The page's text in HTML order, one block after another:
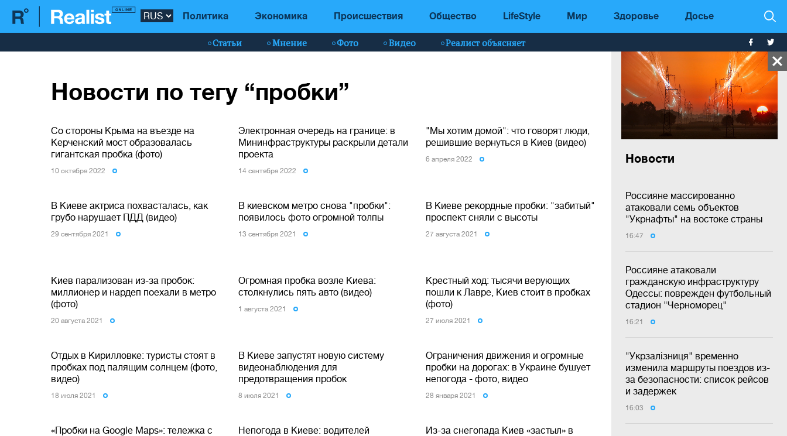
Политика Экономика Происшествия Общество LifeStyle Мир Здоровье Досье
Статьи Мнение Фото Видео Реалист объясняет
Новости
Россияне массированно
атаковали семь объектов
"Укрнафты" на востоке страны
16:47
Россияне атаковали
гражданскую инфраструктуру
Одессы: поврежден футбольный
стадион "Черноморец"
16:21
"Укрзалізниця" временно
изменила маршруты поездов из-
за безопасности: список рейсов
и задержек
16:03
Новости по тегу “пробки”
Со стороны Крыма на въезде на
Керченский мост образовалась
гигантская пробка (фото)
10 октября 2022
Электронная очередь на границе: в
Мининфраструктуры раскрыли детали
проекта
14 сентября 2022
"Мы хотим домой": что говорят люди,
решившие вернуться в Киев (видео)
6 апреля 2022
В Киеве актриса похвасталась, как
грубо нарушает ПДД (видео)
29 сентября 2021
В киевском метро снова "пробки":
появилось фото огромной толпы
13 сентября 2021
В Киеве рекордные пробки: "забитый"
проспект сняли с высоты
27 августа 2021
Киев парализован из-за пробок:
миллионер и нардеп поехали в метро
(фото)
20 августа 2021
Огромная пробка возле Киева:
столкнулись пять авто (видео)
1 августа 2021
Крестный ход: тысячи верующих
пошли к Лавре, Киев стоит в пробках
(фото)
27 июля 2021
Отдых в Кирилловке: туристы стоят в
пробках под палящим солнцем (фото,
видео)
18 июля 2021
В Киеве запустят новую систему
видеонаблюдения для
предотвращения пробок
8 июля 2021
Ограничения движения и огромные
пробки на дорогах: в Украине бушует
непогода - фото, видео
28 января 2021
«Пробки на Google Maps»: тележка с
Непогода в Киеве: водителей
Из-за снегопада Киев «застыл» в